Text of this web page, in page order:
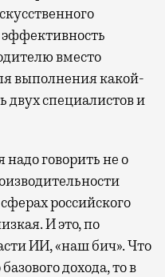
вместо
выполнения какой-
двух специалистов и
говорить не о
российского
И это, по
ИИ, «наш бич». Что
дохода, то в